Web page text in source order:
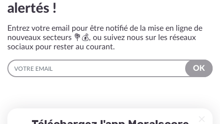
alertés !
Entrez votre email pour être notifié de la mise en ligne de
nouveaux secteurs 💐💰, ou suivez nous sur les réseaux
sociaux pour rester au courant.
EMAIL
OK